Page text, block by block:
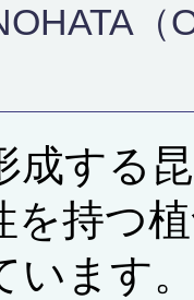
（
成する
を持つ
います